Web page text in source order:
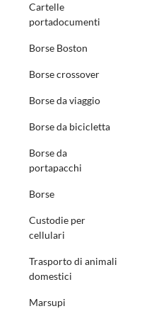
Cartelle
portadocumenti
Borse Boston
Borse crossover
Borse da viaggio
Borse da bicicletta
Borse da
portapacchi
Borse
Custodie per
cellulari
Trasporto di animali
domestici
Marsupi